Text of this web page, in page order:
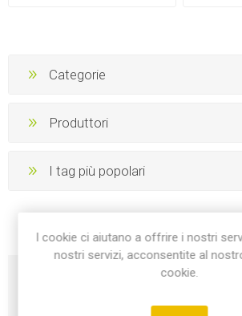
Categorie
Produttori
I tag più popolari
I cookie ci aiutano a offrire i nostri
nostri servizi, acconsentite al
cookie.